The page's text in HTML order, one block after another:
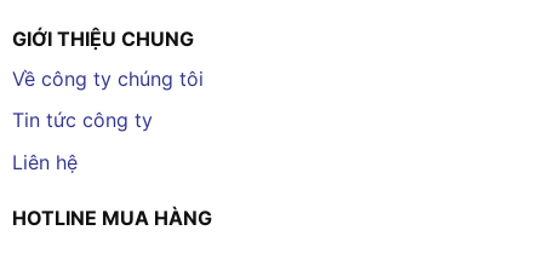
GIỚI THIỆU CHUNG
Về công ty chúng tôi
Tin tức công ty
Liên hệ
HOTLINE MUA HÀNG